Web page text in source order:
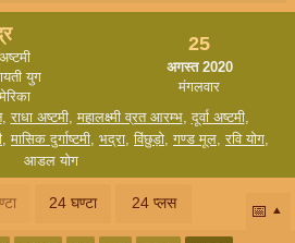
युग
25
अगस्त 2020
मंगलवार
,राधा अष्टमी,महालक्ष्मी व्रत आरम्भ,दूर्वा अष्टमी,
,मासिक दुर्गाष्टमी, भद्रा,विंछुड़ो,गण्ड मूल,रवि योग,
आडल योग
24 घण्टा 24 प्लस 📅